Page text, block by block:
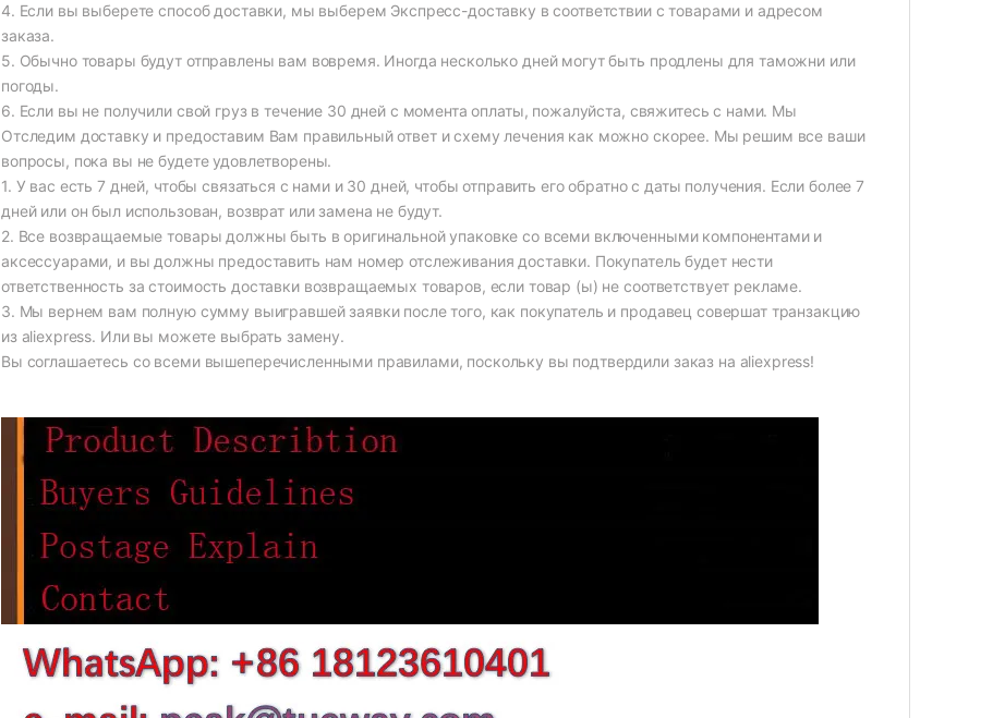
4. Если вы выберете способ доставки, мы выберем Экспресс-доставку в соответствии с товарами и адресом
заказа.
5. Обычно товары будут отправлены вам вовремя. Иногда несколько дней могут быть продлены для таможни или
погоды.
6. Если вы не получили свой груз в течение 30 дней с момента оплаты, пожалуйста, свяжитесь с нами. Мы
Отследим доставку и предоставим Вам правильный ответ и схему лечения как можно скорее. Мы решим все ваши
вопросы, пока вы не будете удовлетворены.
1. У вас есть 7 дней, чтобы связаться с нами и 30 дней, чтобы отправить его обратно с даты получения. Если более 7
дней или он был использован, возврат или замена не будут.
2. Все возвращаемые товары должны быть в оригинальной упаковке со всеми включенными компонентами и
аксессуарами, и вы должны предоставить нам номер отслеживания доставки. Покупатель будет нести
ответственность за стоимость доставки возвращаемых товаров, если товар (ы) не соответствует рекламе.
3. Мы вернем вам полную сумму выигравшей заявки после того, как покупатель и продавец совершат транзакцию
из aliexpress. Или вы можете выбрать замену.
Вы соглашаетесь со всеми вышеперечисленными правилами, поскольку вы подтвердили заказ на aliexpress!